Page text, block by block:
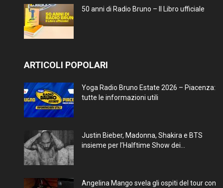
50 anni di Radio Bruno – Il Libro ufficiale
ARTICOLI POPOLARI
Yoga Radio Bruno Estate 2026 – Piacenza:
tutte le informazioni utili
Justin Bieber, Madonna, Shakira e BTS
insieme per l’Halftime Show dei...
Angelina Mango svela gli ospiti del tour con